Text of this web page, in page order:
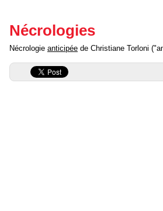
Nécrologies
Nécrologie anticipée de Christiane Torloni